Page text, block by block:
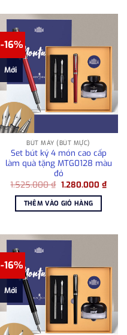
-16%
Mới
BÚT MÁY (BÚT MỰC)
Set bút ký 4 món cao cấp
làm quà tặng MTG0128 màu
đỏ
1.525.000₫ Giá
là:
1.525.000 ₫.
1.280.000 ₫Giá
hiện
THÊM VÀO GIỎ HÀNG
-16%
Mới